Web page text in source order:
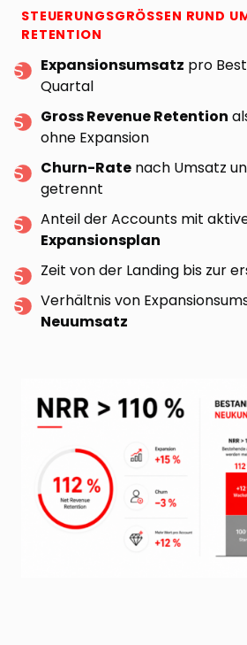
STEUERUNGSGRÖSSEN RUND UM
ETENTION
Expansionsumsatz pro
Quartal
Gross Revenue Retention
ohne Expansion
Churn-Rate nach Umsatz
getrennt
Anteil der Accounts mit
Expansionsplan
Zeit von der Landing bis zur
Verhältnis von
Neuumsatz